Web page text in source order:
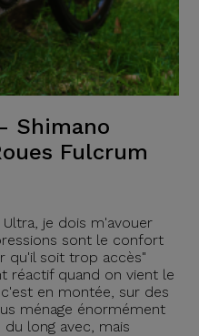
Shimano
Fulcrum
je dois m'avouer
sont le confort
qu'il soit trop accès"
réactif quand on vient le
en montée, sur des
ménage énormément
long avec, mais